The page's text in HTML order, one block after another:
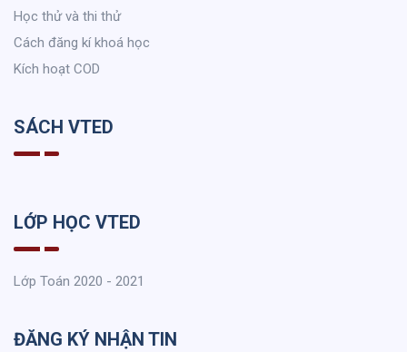
Học thử và thi thử
Cách đăng kí khoá học
Kích hoạt COD
SÁCH VTED
LỚP HỌC VTED
Lớp Toán 2020 - 2021
ĐĂNG KÝ NHẬN TIN